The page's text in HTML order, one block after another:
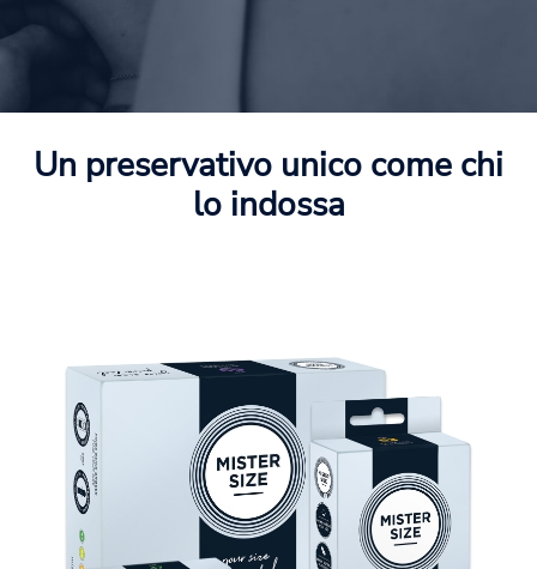
Un preservativo unico come chi
lo indossa